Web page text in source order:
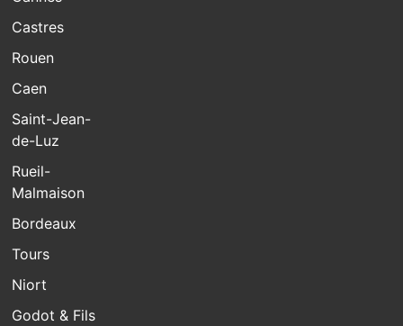
Castres
Rouen
Caen
Saint-Jean-
de-Luz
Rueil-
Malmaison
Bordeaux
Tours
Niort
Godot & Fils